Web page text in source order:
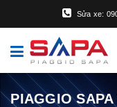
Sửa xe:
PIAGGIO